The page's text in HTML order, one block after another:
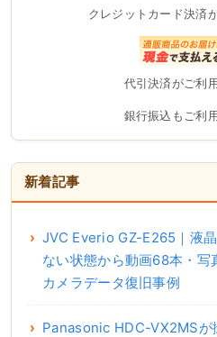
クレジットカード決済
代引決済がご利
銀行振込もご利
新着記事
JVC Everio GZ-E265｜液
ない状態から動画68本・写
カメラデータ復旧事例
Panasonic HDC-VX2MSが